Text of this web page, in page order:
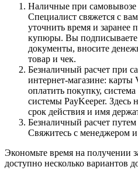
Наличные при самовывозе
Специалист свяжется с
уточнить время и заранее
купюры. Вы подписываете
документы, вносите
товар и чек.
Безналичный расчет при
интернет-магазине:
оплатить покупку,
системы PayKeeper. Здесь
срок действия и имя
Безналичный расчет путем
Свяжитесь с менеджером и
Экономьте время на получении
доступно несколько вариантов